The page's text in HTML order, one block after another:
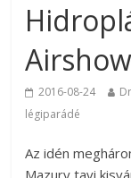
2016-08-24
légiparádé
Az idén